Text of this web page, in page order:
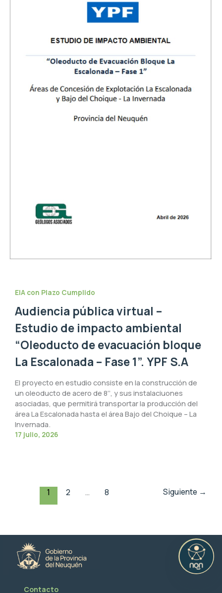
EIA con Plazo Cumplido
Audiencia pública virtual –
Estudio de impacto ambiental
“Oleoducto de evacuación bloque
La Escalonada – Fase 1”. YPF S.A
El proyecto en estudio consiste en la construcción de
un oleoducto de acero de 8’’, y sus instalaciuones
asociadas, que permitirá transportar la producción del
área La Escalonada hasta el área Bajo del Choique – La
Invernada.
17 julio, 2026
1 2 … 8 Siguiente →
Contacto